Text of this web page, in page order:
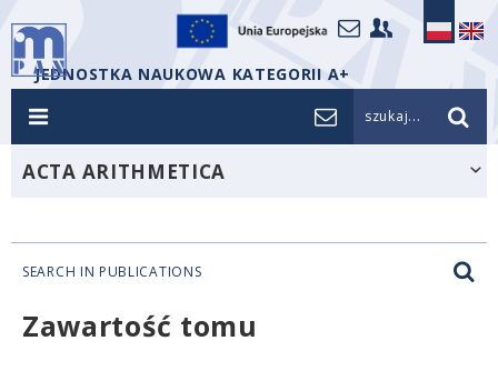
JEDNOSTKA NAUKOWA KATEGORII A+
szukaj...
ACTA ARITHMETICA
SEARCH IN PUBLICATIONS
Zawartość tomu